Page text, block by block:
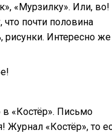
«Мурзилку». Или, во!
почти половина
рисунки. Интересно же
«Костёр». Письмо
Журнал «Костёр», то